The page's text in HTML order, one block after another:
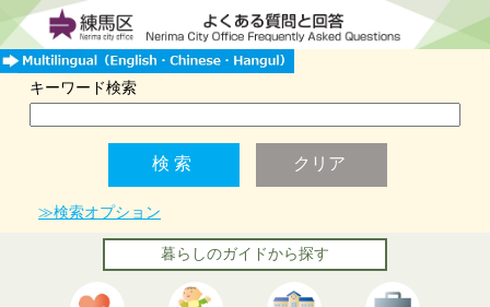
キーワード検索
≫検索オプション
暮らしのガイドから探す